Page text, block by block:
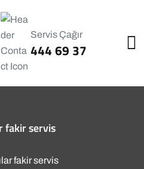
Servis Çağır
444 69 37
fakir servis
fakir servis